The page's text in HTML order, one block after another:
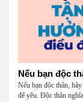
Nếu bạn độc thân,
để yêu. Độc thân